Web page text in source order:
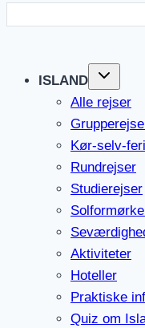
ISLAND
Alle rejser
Kør-selv-
Rundrejser
Studierejser
Aktiviteter
Hoteller
Praktiske
Quiz om